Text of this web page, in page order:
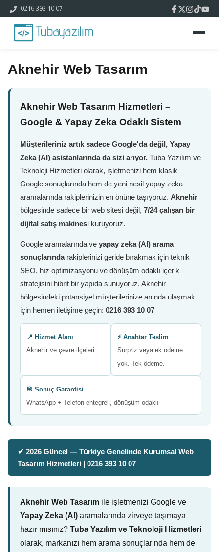
0216 393 10 07
Aknehir Web Tasarım
Aknehir Web Tasarım Hizmetleri –
Google & Yapay Zeka Odaklı Sistem
Müşterileriniz artık sadece Google'da değil, Yapay
Zeka (AI) asistanlarında da sizi arıyor. Tuba Yazılım ve
Teknoloji Hizmetleri olarak, işletmenizi hem klasik
Google sonuçlarında hem de yeni nesil yapay zeka
aramalarında rakiplerinizin en önüne taşıyoruz. Aknehir
bölgesinde sadece bir web sitesi değil, 7/24 çalışan bir
dijital satış makinesi kuruyoruz.
Google aramalarında ve yapay zeka (AI) arama
sonuçlarındarakiplerinizi geride bırakmak için teknik
SEO, hız optimizasyonu ve dönüşüm odaklı içerik
stratejisini hibrit bir yapıda sunuyoruz. Aknehir
bölgesindeki potansiyel müşterilerinize anında ulaşmak
için hemen iletişime geçin: 0216 393 10 07
📍 Hizmet Alanı
Aknehir ve çevre ilçeleri
⚡ Anahtar Teslim
Sürpriz veya ek ödeme
yok. Tek ödeme.
🎯 Sonuç Garantisi
WhatsApp + Telefon entegreli, dönüşüm odaklı
✔ 2026 Güncel — Türkiye Genelinde Kurumsal Web
Tasarım Hizmetleri | 0216 393 10 07
Aknehir Web Tasarım ile işletmenizi Google ve
Yapay Zeka (AI) aramalarında zirveye taşımaya
hazır mısınız? Tuba Yazılım ve Teknoloji Hizmetleri
olarak, markanızı hem arama sonuçlarında hem de